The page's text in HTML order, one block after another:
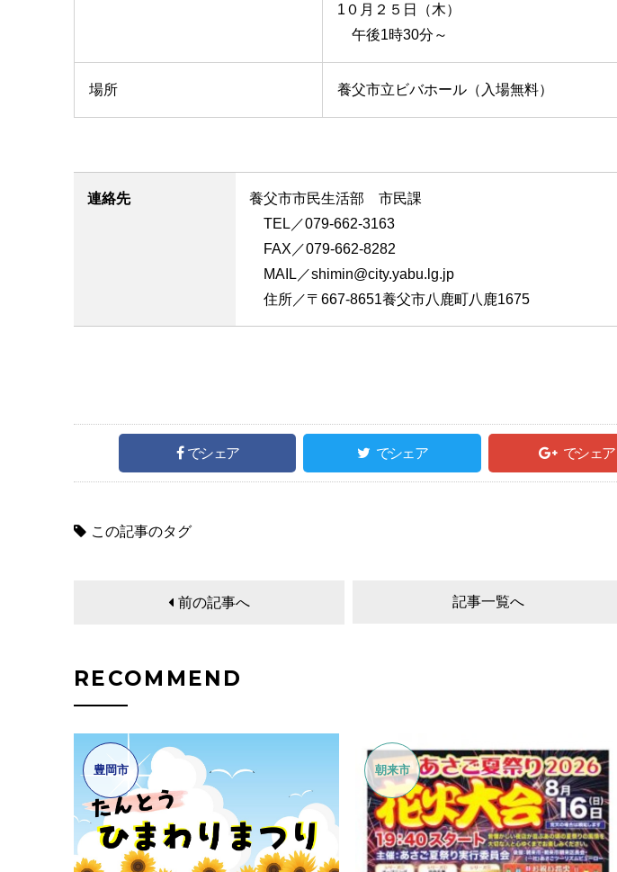
1０月２５日（木）
午後1時30分～
場所 養父市立ビバホール（入場無料）
連絡先
養父市市民生活部 市民課
TEL／079-662-3163
FAX／079-662-8282
MAIL／shimin@city.yabu.lg.jp
住所／〒667-8651養父市八鹿町八鹿1675
でシェア でシェア でシェア
この記事のタグ
前の記事へ 記事一覧へ
RECOMMEND
豊岡市 朝来市